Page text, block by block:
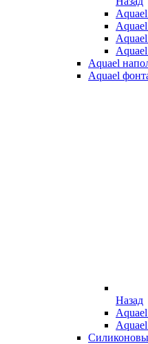
Aquael
Aquael
Назад